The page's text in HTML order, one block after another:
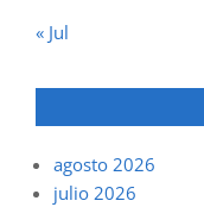
« Jul
agosto 2026
julio 2026